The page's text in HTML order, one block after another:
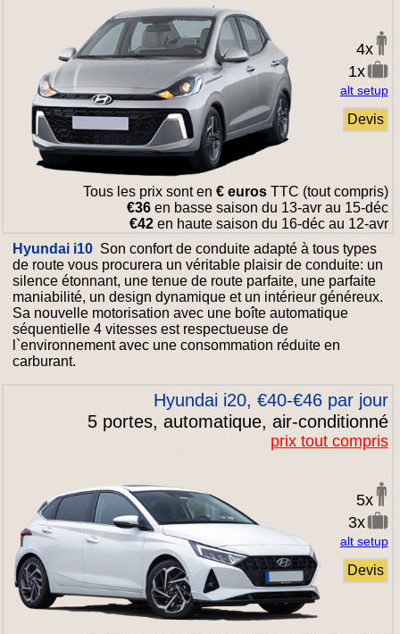
4x
1x
alt setup
Devis
Tous les prix sont en € eurosTTC (tout compris)
€36en basse saison du 13-avr au 15-déc
€42en haute saison du 16-déc au 12-avr
Hyundai i10 Son confort de conduite adapté à tous types
de route vous procurera un véritable plaisir de conduite: un
silence étonnant, une tenue de route parfaite, une parfaite
maniabilité, un design dynamique et un intérieur généreux.
Sa nouvelle motorisation avec une boîte automatique
séquentielle 4 vitesses est respectueuse de
l`environnement avec une consommation réduite en
carburant.
Hyundai i20, €40-€46 par jour
5 portes, automatique, air-conditionné
prix tout compris
5x
3x
alt setup
Devis